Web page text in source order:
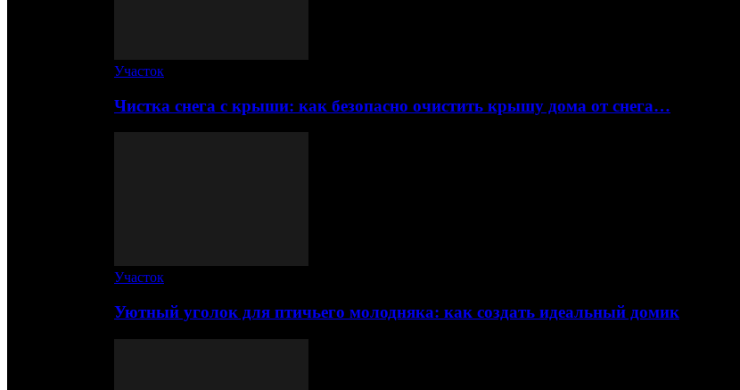
Участок
Чистка снега с крыши: как безопасно очистить крышу дома от снега…
Участок
Уютный уголок для птичьего молодняка: как создать идеальный домик